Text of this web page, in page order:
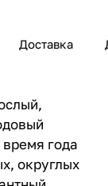
Доставка
года
округлых